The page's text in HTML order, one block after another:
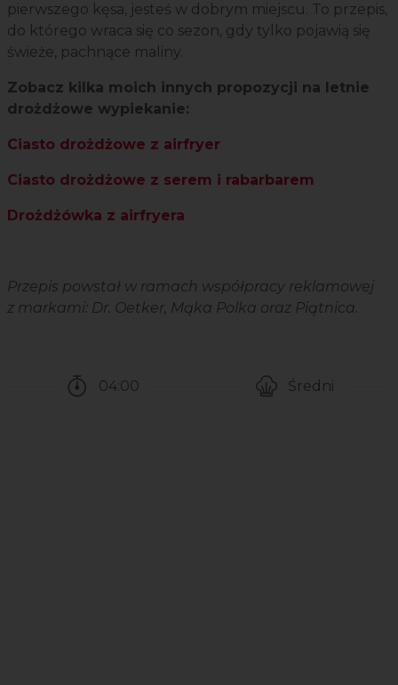
pierwszego kęsa, jesteś w dobrym miejscu. To przepis,
do którego wraca się co sezon, gdy tylko pojawią się
świeże, pachnące maliny.
Zobacz kilka moich innych propozycji na letnie
drożdżowe wypiekanie:
Ciasto drożdżowe z airfryer
Ciasto drożdżowe z serem i rabarbarem
Drożdżówka z airfryera
Przepis powstał w ramach współpracy reklamowej
z markami: Dr. Oetker, Mąka Polka oraz Piątnica.
04:00
Średni